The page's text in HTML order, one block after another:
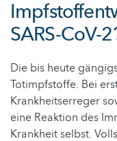
SARS-CoV-
Die bis heute
Totimpfstoffe. Bei
Krankheitserreger
eine Reaktion des
Krankheit selbst.